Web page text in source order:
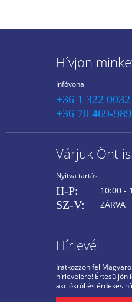
Hívjon
Infóvonal
+36 1 322 0032
+36 70 469-
Várjuk Önt
Nyitva tartás
H-P: 10:00 -
SZ-V: ZÁRVA
Hírlevél
Iratkozzon fel
hírlevelére! Értesüljön
akciókról és érdekes